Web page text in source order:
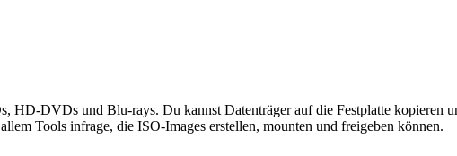
DVDs und Blu-rays. Du kannst Datenträger auf die Festplatte kopieren
Tools infrage, die ISO-Images erstellen, mounten und freigeben können.